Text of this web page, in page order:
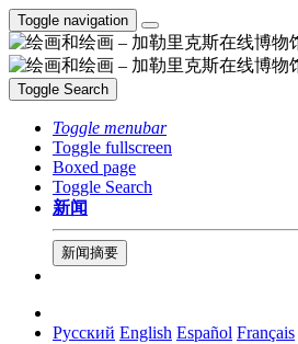
Toggle navigation
Toggle Search
Toggle menubar
Toggle fullscreen
Boxed page
Toggle Search
新闻
新闻摘要
Русский English Español Français